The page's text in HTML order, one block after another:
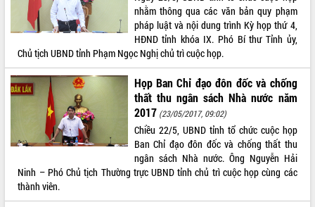
UBND CÁC XÃ, PHƯỜNG
THÔNG TIN CHỈ ĐẠO ĐIỀU HÀNH
HỆ THỐNG VĂN BẢN
VĂN BẢN HĐND TỈNH
ĐIỂM TIN VĂN BẢN
QUY HOẠCH - KẾ HOẠCH
nhằm thông qua các văn bản quy phạm
pháp luật và nội dung trình Kỳ họp thứ 4,
HĐND tỉnh khóa IX. Phó Bí thư Tỉnh ủy,
Chủ tịch UBND tỉnh Phạm Ngọc Nghị chủ trì cuộc họp.
Họp Ban Chỉ đạo đôn đốc và chống
thất thu ngân sách Nhà nước năm
2017 (23/05/2017, 09:02)
Chiều 22/5, UBND tỉnh tổ chức cuộc họp
Ban Chỉ đạo đôn đốc và chống thất thu
ngân sách Nhà nước. Ông Nguyễn Hải
Ninh – Phó Chủ tịch Thường trực UBND tỉnh chủ trì cuộc họp cùng các
thành viên.